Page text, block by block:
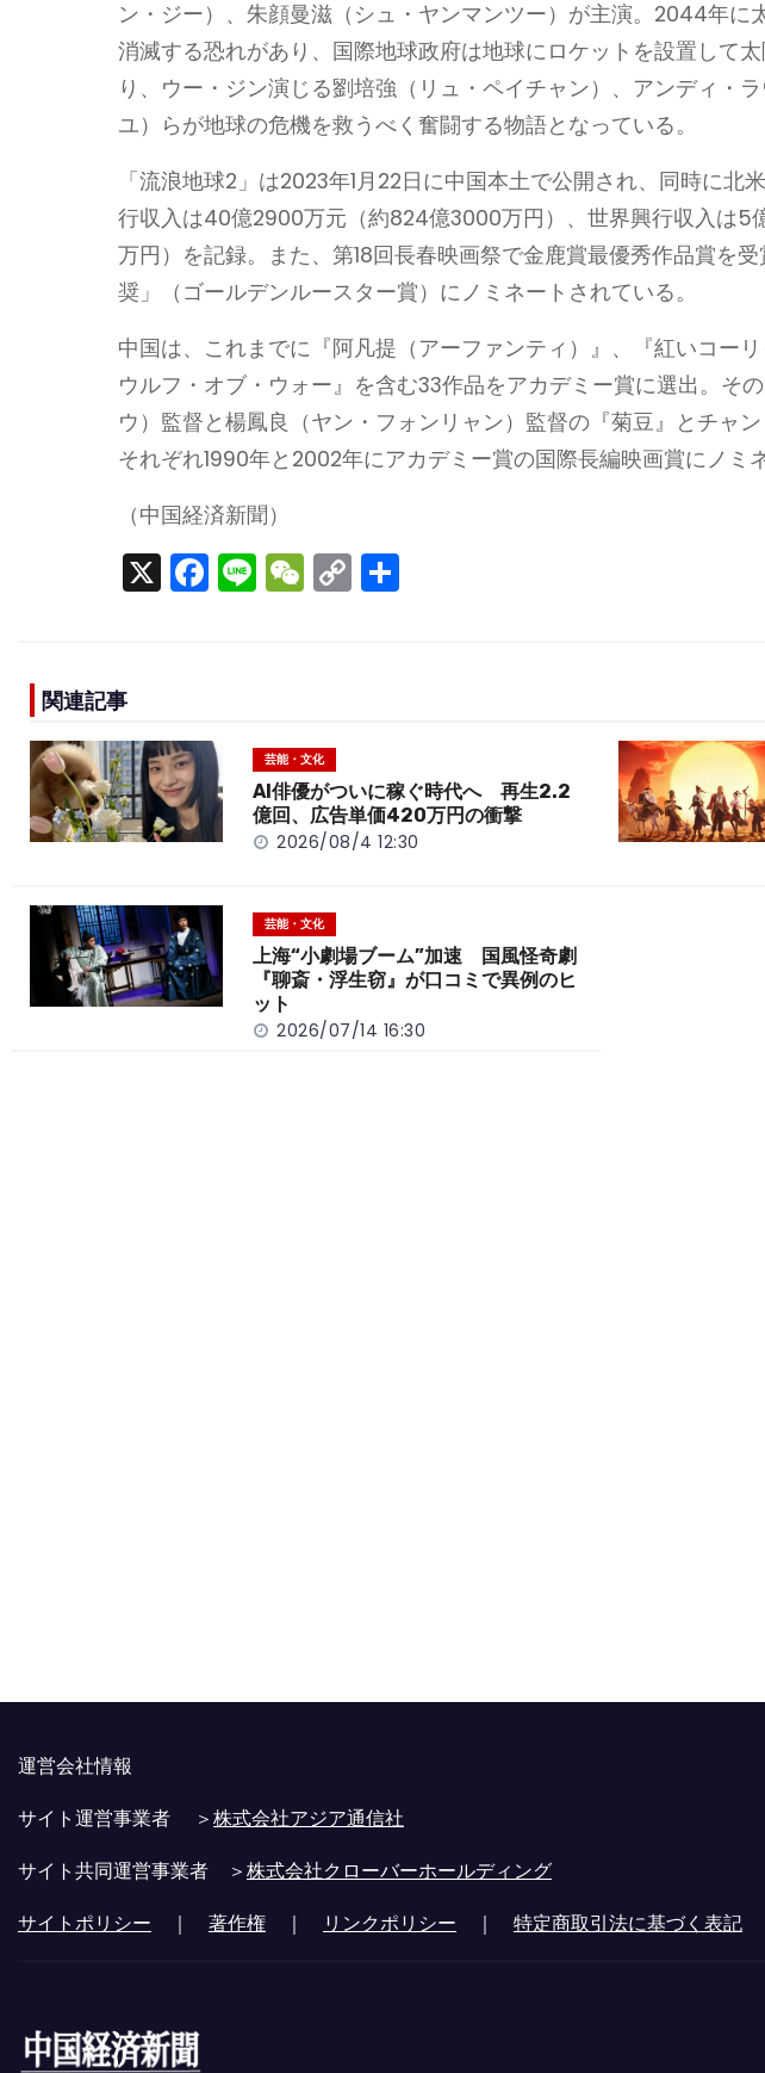
ン・ジー）、朱顔曼滋（シュ・ヤンマンツー）が主演。2044年に
消滅する恐れがあり、国際地球政府は地球にロケットを設置して
り、ウー・ジン演じる劉培強（リュ・ペイチャン）、アンディ・
ユ）らが地球の危機を救うべく奮闘する物語となっている。
「流浪地球2」は2023年1月22日に中国本土で公開され、同時に北
行収入は40億2900万元（約824億3000万円）、世界興行収入は
万円）を記録。また、第18回長春映画祭で金鹿賞最優秀作品賞を
奨」（ゴールデンルースター賞）にノミネートされている。
中国は、これまでに『阿凡提（アーファンティ）』、『紅いコー
ウルフ・オブ・ウォー』を含む33作品をアカデミー賞に選出。そ
ウ）監督と楊鳳良（ヤン・フォンリャン）監督の『菊豆』とチャン
それぞれ1990年と2002年にアカデミー賞の国際長編映画賞にノミ
（中国経済新聞）
X F
o
o
k
Li W
t
C
k
関連記事
芸能・文化
AI俳優がついに稼ぐ時代へ 再生2.2
億回、広告単価420万円の衝撃
2026/08/4 12:30
芸能・文化
上海“小劇場ブーム”加速 国風怪奇劇
『聊斎・浮生窃』が口コミで異例のヒ
ット
2026/07/14 16:30
運営会社情報
サイト運営事業者 ＞株式会社アジア通信社
サイト共同運営事業者 ＞株式会社クローバーホールディング
サイトポリシー ｜ 著作権 ｜ リンクポリシー ｜ 特定商取引法に基づく表記